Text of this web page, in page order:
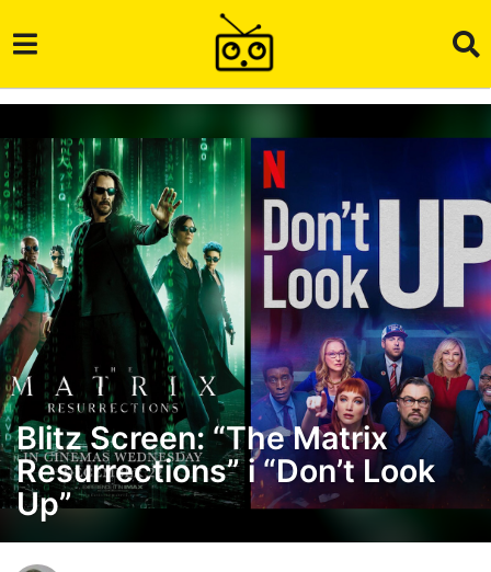
5
g
o
Blitz Screen: “The Matrix
Resurrections” i “Don’t Look
Up”